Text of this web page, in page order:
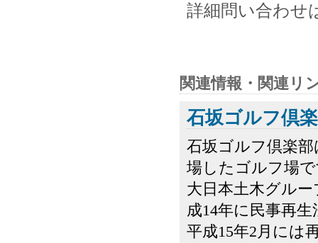
詳細問い合わせ
関連情報・関連リ
石坂ゴルフ倶
石坂ゴルフ倶楽
場したゴルフ場
大日本土木グル
成14年に民事再
平成15年2月には